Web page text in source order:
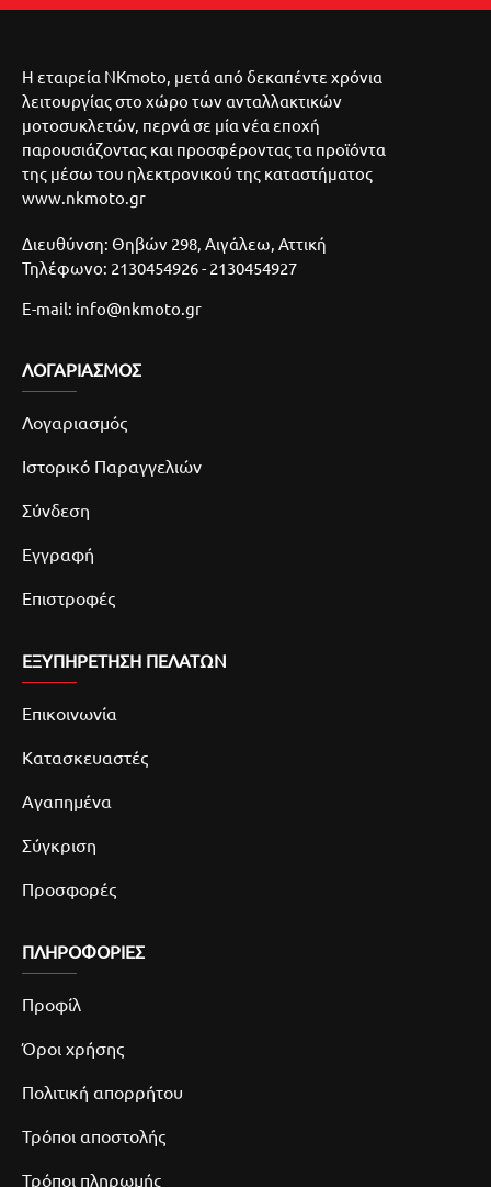
Η εταιρεία NKmoto, μετά από δεκαπέντε χρόνια
λειτουργίας στο χώρο των ανταλλακτικών
μοτοσυκλετών, περνά σε μία νέα εποχή
παρουσιάζοντας και προσφέροντας τα προϊόντα
της μέσω του ηλεκτρονικού της καταστήματος
www.nkmoto.gr
Διευθύνση: Θηβών 298, Αιγάλεω, Αττική
Τηλέφωνο: 2130454926 - 2130454927
E-mail: info@nkmoto.gr
ΛΟΓΑΡΙΑΣΜΌΣ
Λογαριασμός
Ιστορικό Παραγγελιών
Σύνδεση
Εγγραφή
Επιστροφές
ΕΞΥΠΗΡΕΤΗΣΗ ΠΕΛΑΤΩΝ
Επικοινωνία
Κατασκευαστές
Αγαπημένα
Σύγκριση
Προσφορές
ΠΛΗΡΟΦΟΡΙΕΣ
Προφίλ
Όροι χρήσης
Πολιτική απορρήτου
Τρόποι αποστολής
Τρόποι πληρωμής